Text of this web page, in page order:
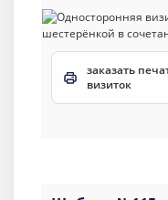
заказать
визиток